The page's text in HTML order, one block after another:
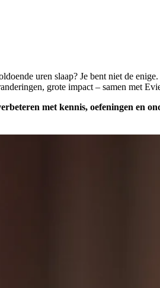
uren slaap? Je bent niet de
grote impact – samen met
met kennis, oefeningen en